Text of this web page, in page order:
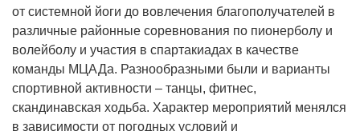
от системной йоги до вовлечения благополучателей в
различные районные соревнования по пионерболу и
волейболу и участия в спартакиадах в качестве
команды МЦАДа. Разнообразными были и варианты
спортивной активности – танцы, фитнес,
скандинавская ходьба. Характер мероприятий менялся
в зависимости от погодных условий и